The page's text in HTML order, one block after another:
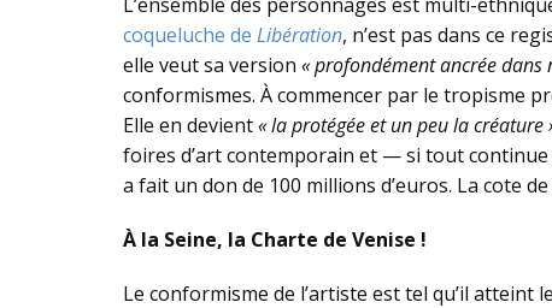
coqueluche de Libération, n’est pas dans ce
elle veut sa version « profondément ancrée dans
conformismes. À commencer par le tropisme
Elle en devient« la protégée et un peu la créature
foires d’art contemporain et — si tout
a fait un don de 100 millions d’euros. La cote
À la Seine, la Charte de Venise !
Le conformisme de l’artiste est tel qu’il atteint